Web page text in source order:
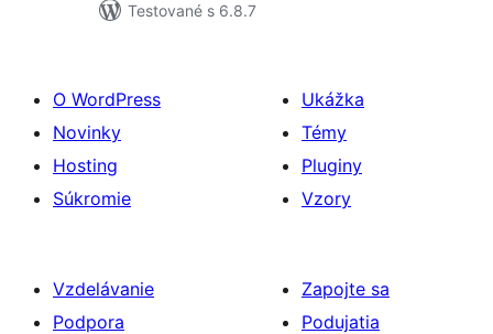
Testované s 6.8.7
O WordPress
Novinky
Hosting
Súkromie
Ukážka
Témy
Pluginy
Vzory
Vzdelávanie
Podpora
Zapojte sa
Podujatia